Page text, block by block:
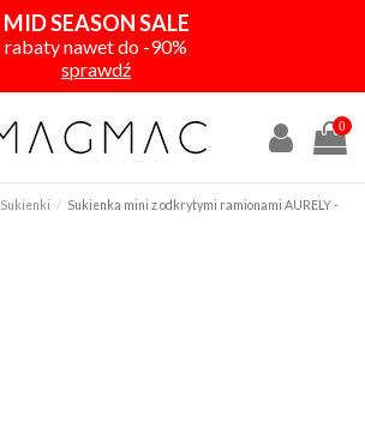
MID SEASON SALE
rabaty nawet do -90%
sprawdź
0
Sukienki
Sukienka mini z odkrytymi ramionami AURELY -